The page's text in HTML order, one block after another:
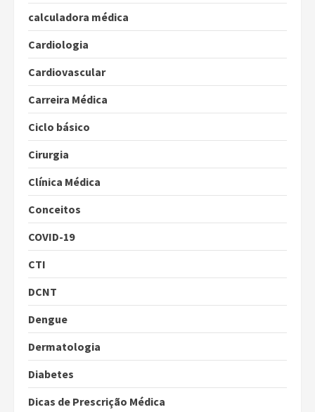
calculadora médica
Cardiologia
Cardiovascular
Carreira Médica
Ciclo básico
Cirurgia
Clínica Médica
Conceitos
COVID-19
CTI
DCNT
Dengue
Dermatologia
Diabetes
Dicas de Prescrição Médica